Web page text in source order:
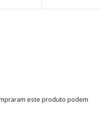
este produto podem